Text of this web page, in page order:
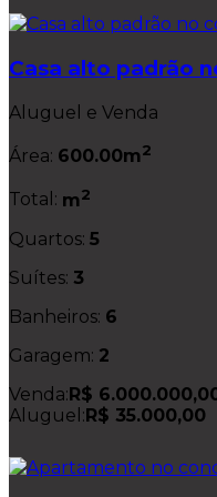
Casa alto padrão
Aluguel e Venda
Área: 600.00m2
Total: m2
Quartos: 5
Suítes: 3
Banheiros: 6
Garagem: 2
Venda:R$
Aluguel:R$ 35.000,00